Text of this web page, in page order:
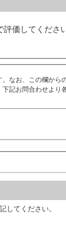
価してください
なお、この欄から
記お問合わせより
してください。